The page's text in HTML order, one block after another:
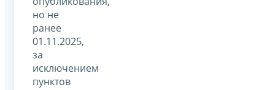
но не
ранее
01.11.2025,
за
исключением
пунктов